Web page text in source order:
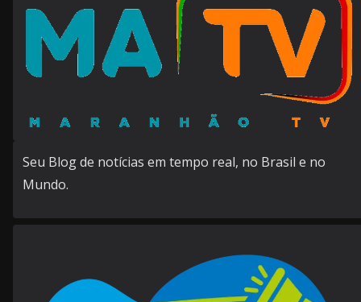
Seu Blog de notícias em tempo real, no Brasil e no
Mundo.